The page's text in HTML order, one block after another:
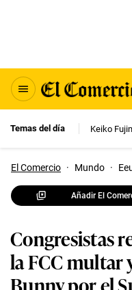
Temas del día Keiko
El Comercio · Mundo ·
Añadir El
Congresistas
la FCC multar
Bunny por el